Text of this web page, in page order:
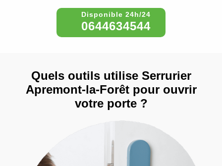
0644634544
Quels outils utilise Serrurier
Apremont-la-Forêt pour ouvrir
votre porte ?